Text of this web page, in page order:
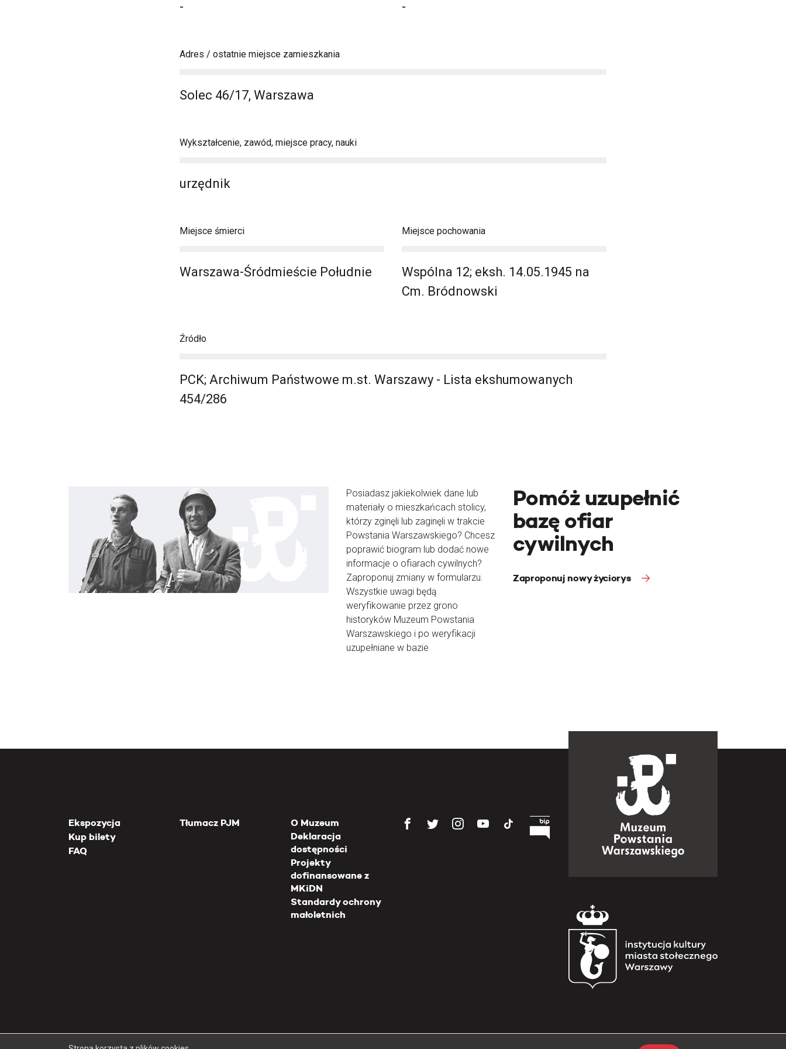
- -
Adres / ostatnie miejsce zamieszkania
Solec 46/17, Warszawa
Wykształcenie, zawód, miejsce pracy, nauki
urzędnik
Miejsce śmierci
Warszawa-Śródmieście Południe
Miejsce pochowania
Wspólna 12; eksh. 14.05.1945 na
Cm. Bródnowski
Źródło
PCK; Archiwum Państwowe m.st. Warszawy - Lista ekshumowanych
454/286
Posiadasz jakiekolwiek dane lub
materiały o mieszkańcach stolicy,
którzy zginęli lub zaginęli w trakcie
Powstania Warszawskiego? Chcesz
poprawić biogram lub dodać nowe
informacje o ofiarach cywilnych?
Zaproponuj zmiany w formularzu.
Wszystkie uwagi będą
weryfikowanie przez grono
historyków Muzeum Powstania
Warszawskiego i po weryfikacji
uzupełniane w bazie
Pomóż uzupełnić
bazę ofiar
cywilnych
Zaproponuj nowy życiorys
Ekspozycja
Kup bilety
FAQ
Tłumacz PJM
O Muzeum
Deklaracja
dostępności
Projekty
dofinansowane z
MKiDN
Standardy ochrony
małoletnich